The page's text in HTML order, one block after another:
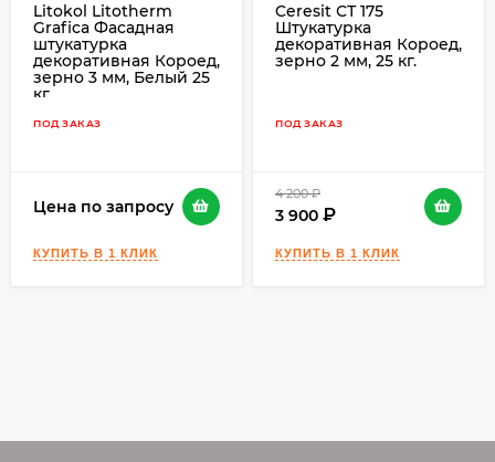
Litokol Litotherm
Grafica Фасадная
штукатурка
декоративная Короед,
зерно 3 мм, Белый 25
кг.
ПОД ЗАКАЗ
Цена по запросу
Ceresit СТ 175
Штукатурка
декоративная Короед,
зерно 2 мм, 25 кг.
ПОД ЗАКАЗ
4 200
3 900